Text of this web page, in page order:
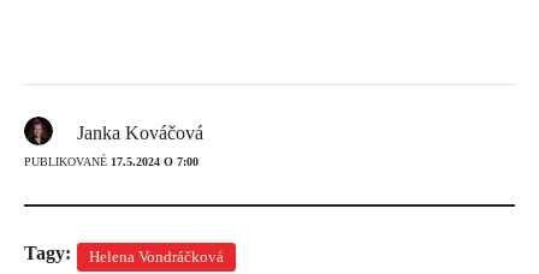
Janka Kováčová
PUBLIKOVANÉ 17.5.2024 O 7:00
Tagy: Helena Vondráčková